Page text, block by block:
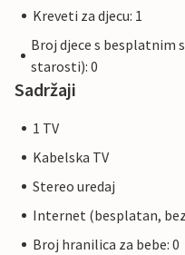
Kreveti za djecu: 1
Broj djece s besplatnim
starosti): 0
Sadržaji
1 TV
Kabelska TV
Stereo uredaj
Internet (besplatan,
Broj hranilica za bebe: 0